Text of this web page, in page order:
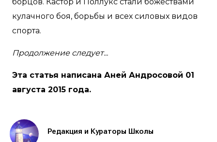
кулачного боя, борьбы и всех силовых видов
спорта.
Продолжение следует...
Эта статья написана Аней Андросовой 01
августа 2015 года.
Редакция и Кураторы Школы